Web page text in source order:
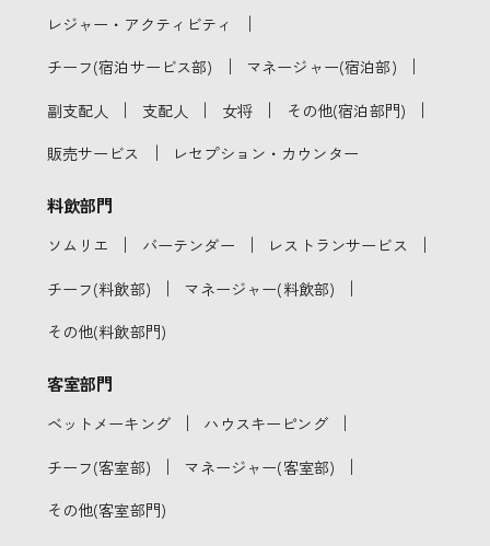
レジャー・アクティビティ ｜
チーフ(宿泊サービス部) ｜ マネージャー(宿泊部) ｜
副支配人 ｜ 支配人 ｜ 女将 ｜ その他(宿泊部門) ｜
販売サービス ｜ レセプション・カウンター
料飲部門
ソムリエ ｜ バーテンダー ｜ レストランサービス ｜
チーフ(料飲部) ｜ マネージャー(料飲部) ｜
その他(料飲部門)
客室部門
ベットメーキング ｜ ハウスキーピング ｜
チーフ(客室部) ｜ マネージャー(客室部) ｜
その他(客室部門)